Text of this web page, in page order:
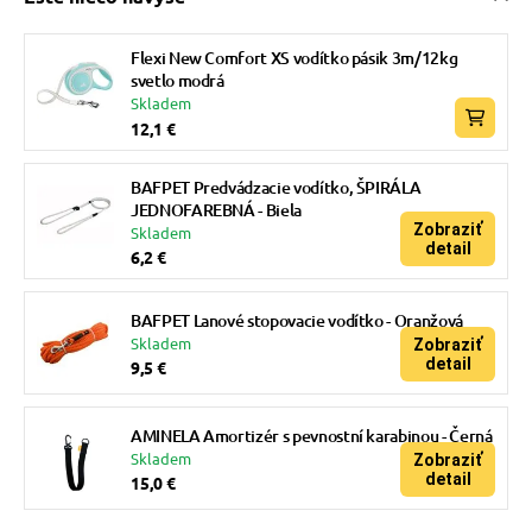
Flexi New Comfort XS vodítko pásik 3m/12kg
svetlo modrá
Skladem
12,1 €
BAFPET Predvádzacie vodítko, ŠPIRÁLA
JEDNOFAREBNÁ - Biela
Skladem
6,2 €
Zobraziť
detail
BAFPET Lanové stopovacie vodítko - Oranžová
Skladem
9,5 €
Zobraziť
detail
AMINELA Amortizér s pevnostní karabinou - Černá
Skladem
15,0 €
Zobraziť
detail